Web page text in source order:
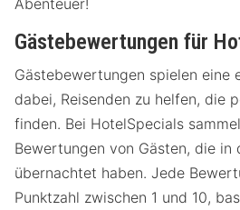
Gästebewertungen für
Gästebewertungen spielen eine
dabei, Reisenden zu helfen, die
finden. Bei HotelSpecials
Bewertungen von Gästen, die in
übernachtet haben. Jede
Punktzahl zwischen 1 und 10,